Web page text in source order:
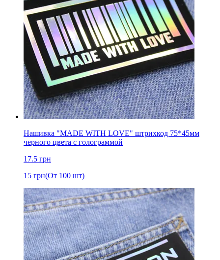
Нашивка "MADE WITH LOVE" штрихкод 75*45мм
черного цвета с голограммой
17.5 грн
15 грн(От 100 шт)